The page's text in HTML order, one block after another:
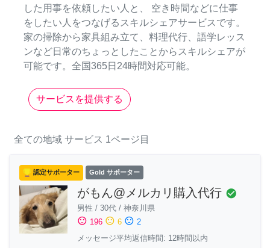
した用事を依頼したい人と、 空き時間などに仕事
をしたい人をつなげるスキルシェアサービスです。
家の掃除から家具組み立て、料理代行、語学レッス
ンなど日常のちょっとしたことからスキルシェアが
可能です。全国365日24時間対応可能。
サービスを提供する
全ての地域 サービス 1ページ目
認定サポーター Gold サポーター
がもん@メルカリ購入代行 check_circle
男性 / 30代 / 神奈川県
sentiment_satisfied 196 sentiment_neutral 6 sentiment_dissatisfied 2
メッセージ平均返信時間: 12時間以内